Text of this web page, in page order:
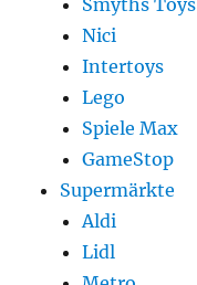
Smyths Toys
Nici
Intertoys
Lego
Spiele Max
GameStop
Supermärkte
Aldi
Lidl